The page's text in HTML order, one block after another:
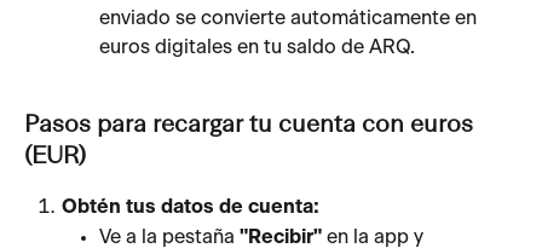
enviado se convierte automáticamente en
euros digitales en tu saldo de ARQ.
Pasos para recargar tu cuenta con euros
(EUR)
Obtén tus datos de cuenta:
Ve a la pestaña "Recibir" en la app y